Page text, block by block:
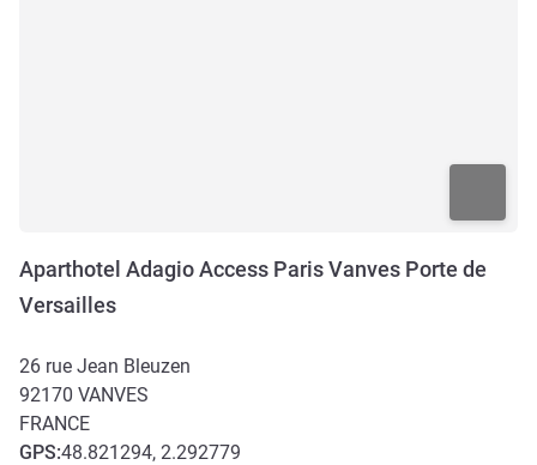
Aparthotel Adagio Access Paris Vanves Porte de
Versailles
26 rue Jean Bleuzen
92170 VANVES
FRANCE
GPS:48.821294, 2.292779